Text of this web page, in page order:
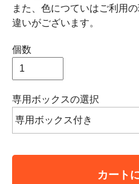
また、色につていはご利用
違いがございます。
個数
専用ボックスの選択
カート